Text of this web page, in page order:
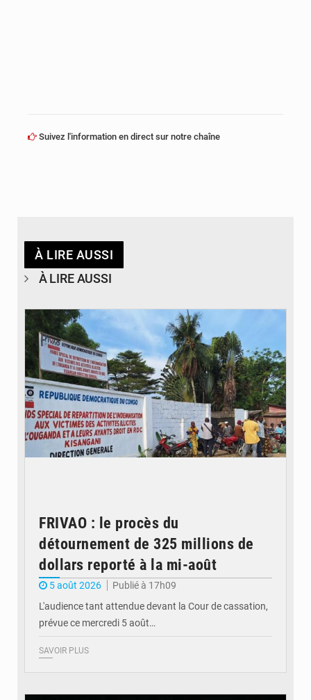
Suivez l'information en direct sur notre chaîne
À LIRE AUSSI
À LIRE AUSSI
FRIVAO : le procès du
détournement de 325 millions de
dollars reporté à la mi-août
5 août 2026
Publié à 17h09
L'audience tant attendue devant la Cour de cassation,
prévue ce mercredi 5 août…
SAVOIR PLUS